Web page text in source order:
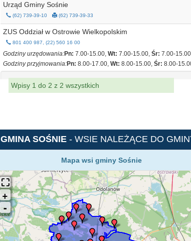
Urząd Gminy Sośnie
(62) 739-39-10 (62) 739-39-33
ZUS Oddział w Ostrowie Wielkopolskim
801 400 987, (22) 560 16 00
Godziny urzędowania:Pn: 7.00-15.00, Wt: 7.00-15.00, Śr: 7.00-
Godziny przyjmowania:Pn: 8.00-17.00, Wt: 8.00-15.00, Śr: 8.00-
Wpisy 1 do 2 z 2 wszystkich
GMINA SOŚNIE - WSIE NALEŻĄCE DO
Mapa wsi gminy Sośnie